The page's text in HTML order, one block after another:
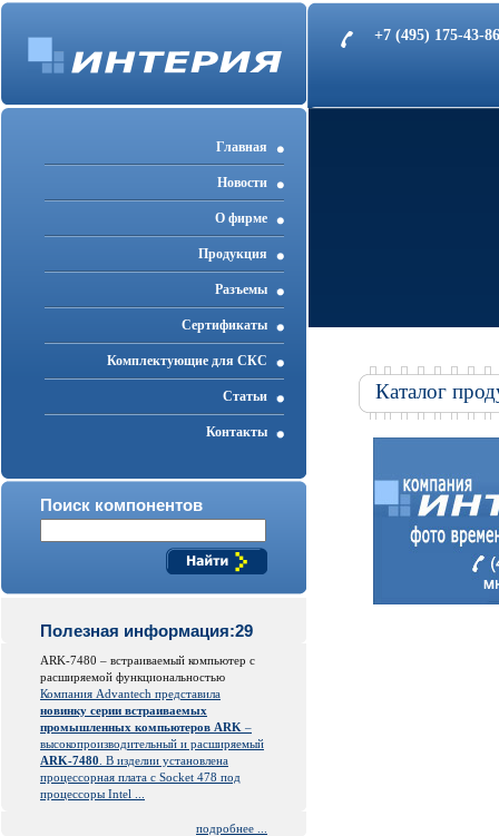
+7 (495) 175-43-
Главная
Новости
О фирме
Продукция
Разъемы
Cертификаты
Комплектующие для СКС
Статьи
Контакты
Поиск компонентов
Полезная информация:29
ARK-7480 – встраиваемый компьютер с
расширяемой функциональностью
Компания Advantech представила
новинку серии встраиваемых
промышленных компьютеров ARK –
высокопроизводительный и расширяемый
ARK-7480 . В изделии установлена
процессорная плата с Socket 478 под
процессоры Intel ...
подробнее ...
Каталог